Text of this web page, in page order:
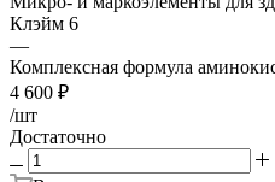
Клэйм 6
—
Комплексная формула
4 600 ₽
/шт
Достаточно